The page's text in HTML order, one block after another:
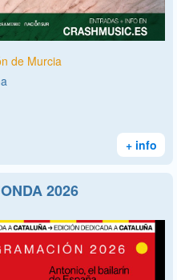
de Murcia
+ info
2026